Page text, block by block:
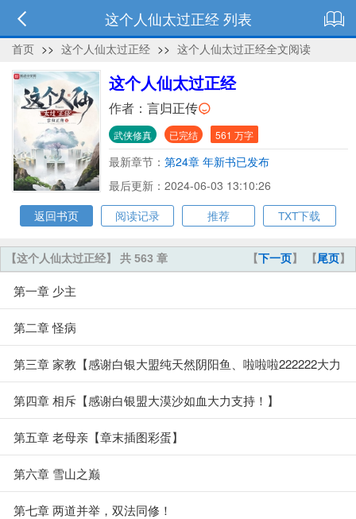
这个人仙太过正经 列表
首页 >> 这个人仙太过正经 >> 这个人仙太过正经全文阅读
这个人仙太过正经
作者： 言归正传
武侠修真 已完结 561 万字
最新章节： 第24章 年新书已发布
最后更新：2024-06-03 13:10:26
返回书页
阅读记录 推荐 TXT下载
【下一页】 【尾页】
【这个人仙太过正经】 共 563 章
第一章 少主
第二章 怪病
第三章 家教【感谢白银大盟纯天然阴阳鱼、啦啦啦222222大力
支持！】
第四章 相斥【感谢白银盟大漠沙如血大力支持！】
第五章 老母亲【章末插图彩蛋】
第六章 雪山之巅
第七章 两道并举，双法同修！